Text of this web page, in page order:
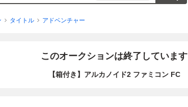
タイトル アドベンチャー
このオークションは終了しています
【箱付き】アルカノイド2 ファミコン FC